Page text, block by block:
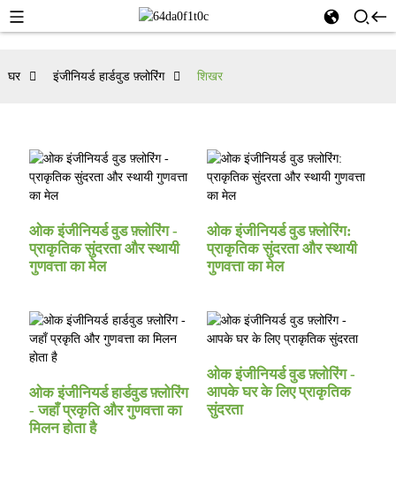
घर इंजीनियर्ड हार्डवुड फ़्लोरिंग शिखर
ओक इंजीनियर्ड वुड फ़्लोरिंग -
प्राकृतिक सुंदरता और स्थायी
गुणवत्ता का मेल
ओक इंजीनियर्ड वुड फ़्लोरिंग:
प्राकृतिक सुंदरता और स्थायी
गुणवत्ता का मेल
ओक इंजीनियर्ड हार्डवुड फ़्लोरिंग
- जहाँ प्रकृति और गुणवत्ता का
मिलन होता है
ओक इंजीनियर्ड वुड फ़्लोरिंग -
आपके घर के लिए प्राकृतिक
सुंदरता